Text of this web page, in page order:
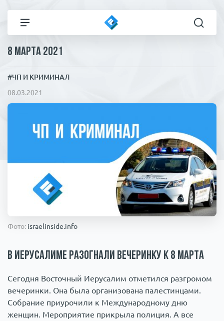
Все новости
Политика
Общество
Коронавирус
Пресса
Статьи
ЧП И КРИМИНАЛ
8 марта 2021
#ЧП И КРИМИНАЛ
08.03.2021
Фото: israelinside.info
В Иерусалиме разогнали вечеринку к 8 марта
Сегодня Восточный Иерусалим отметился разгромом
вечеринки. Она была организована палестинцами.
Собрание приурочили к Международному дню
женщин. Мероприятие прикрыла полиция. А все